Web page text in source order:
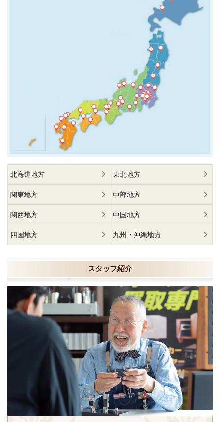
北海道地方 東北地方
関東地方 中部地方
関西地方 中国地方
四国地方 九州・沖縄地方
スタッフ紹介